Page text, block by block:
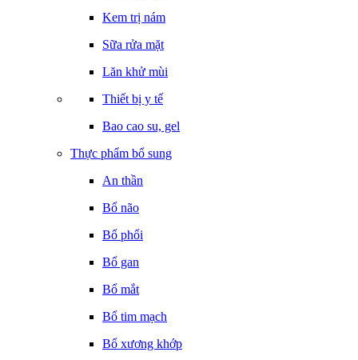
Kem trị nám
Sữa rửa mặt
Lăn khử mùi
Thiết bị y tế
Bao cao su, gel
Thực phẩm bổ sung
An thần
Bổ não
Bổ phổi
Bổ gan
Bổ mắt
Bổ tim mạch
Bổ xương khớp